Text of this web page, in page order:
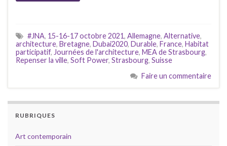
#JNA, 15-16-17 octobre 2021, Allemagne, Alternative,
architecture, Bretagne, Dubai2020, Durable, France, Habitat
participatif, Journées de l'architecture, MEA de Strasbourg,
Repenser la ville, Soft Power, Strasbourg, Suisse
Faire un commentaire
RUBRIQUES
Art contemporain